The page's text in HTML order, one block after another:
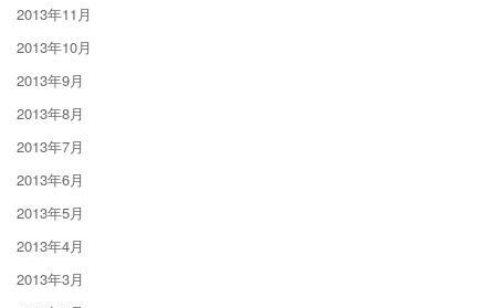
2013年11月
2013年10月
2013年9月
2013年8月
2013年7月
2013年6月
2013年5月
2013年4月
2013年3月